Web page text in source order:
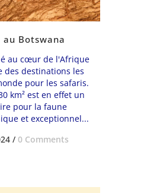
Botswana
au cœur de l'Afrique
des destinations les
pour les safaris.
km² est en effet un
pour la faune
et exceptionnel...
/ 0 Comments